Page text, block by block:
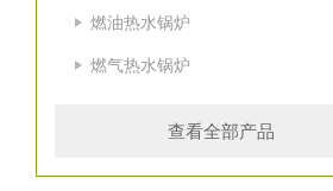
燃油热水锅炉
燃气热水锅炉
查看全部产品